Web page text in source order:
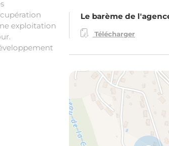
exploitation
Le barème de
Télécharger